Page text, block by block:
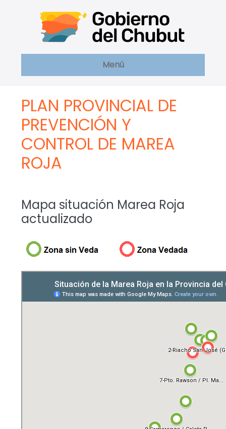
Menú
PLAN PROVINCIAL DE
PREVENCIÓN Y
CONTROL DE MAREA
ROJA
Mapa situación Marea Roja
actualizado